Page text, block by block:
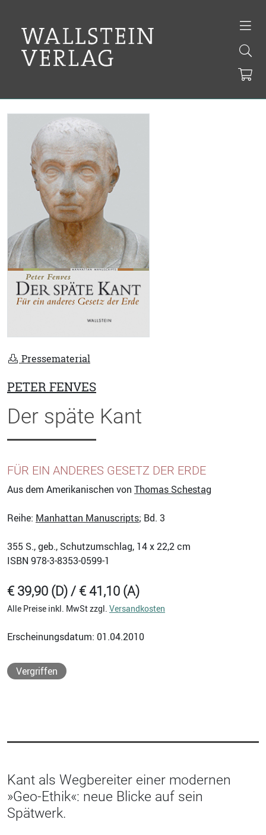
Pressematerial
PETER FENVES
Der späte Kant
FÜR EIN ANDERES GESETZ DER ERDE
Aus dem Amerikanischen von Thomas Schestag
Reihe: Manhattan Manuscripts; Bd. 3
355 S., geb., Schutzumschlag, 14 x 22,2 cm
ISBN 978-3-8353-0599-1
€ 39,90 (D) / € 41,10 (A)
Alle Preise inkl. MwSt zzgl. Versandkosten
Erscheinungsdatum: 01.04.2010
Vergriffen
Kant als Wegbereiter einer modernen
»Geo-Ethik«: neue Blicke auf sein
Spätwerk.